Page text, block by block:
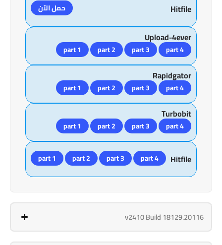
Hitfile حمل الآن
Upload-4ever
part 1 part 2 part 3 part 4
Rapidgator
part 1 part 2 part 3 part 4
Turbobit
part 1 part 2 part 3 part 4
Hitfile
part 1 part 2 part 3 part 4
v2410 Build 18129.20116